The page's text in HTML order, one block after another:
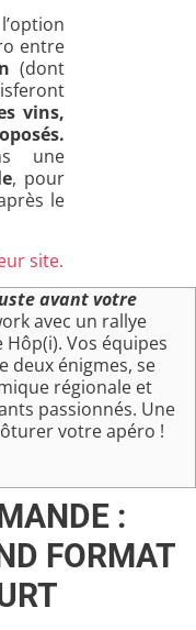
entre
(dont
vins,
une
, pour
le
site.
avant votre
avec un rallye
Vos équipes
deux énigmes, se
régionale et
passionnés. Une
votre apéro !
:
FORMAT